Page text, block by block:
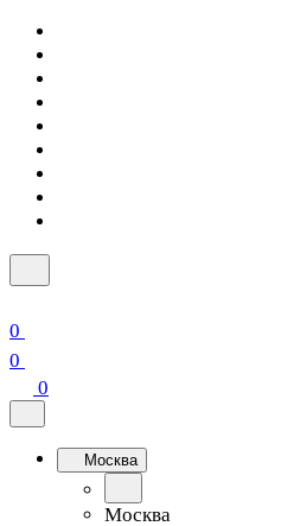
0
0
0
Москва
Москва